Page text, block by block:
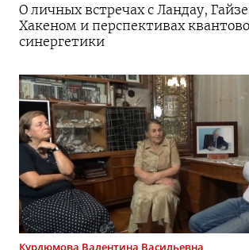
О личных встречах с Ландау,
Хакеном и перспективах
синергетики
Курдюмова Валентина Васильевна